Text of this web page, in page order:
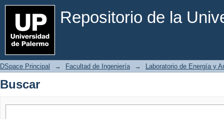
Repositorio de la
Buscar
DSpace Principal → Facultad de Ingeniería → Laboratorio de Energía y
Buscar